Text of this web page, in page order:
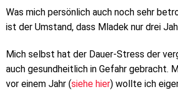
Was mich persönlich auch noch sehr
ist der Umstand, dass Mladek nur drei
Mich selbst hat der Dauer-Stress der
auch gesundheitlich in Gefahr gebracht.
vor einem Jahr (siehe hier) wollte ich